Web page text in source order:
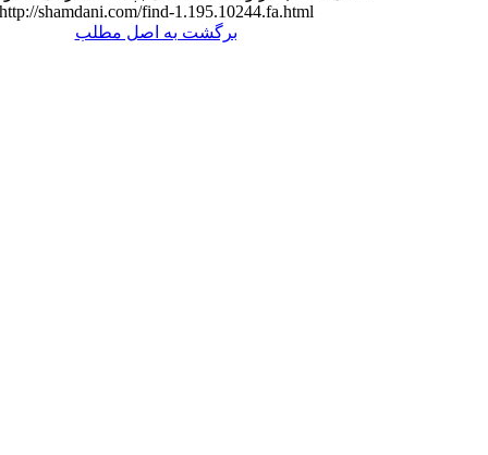
http://shamdani.com/find-